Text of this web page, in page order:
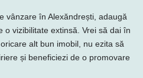
vânzare în Alexăndrești, adaugă
o vizibilitate extinsă. Vrei să dai în
alt bun imobil, nu ezita să
și beneficiezi de o promovare